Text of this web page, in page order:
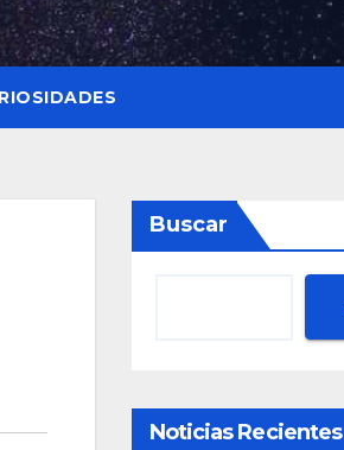
Buscar
Noticias Recientes